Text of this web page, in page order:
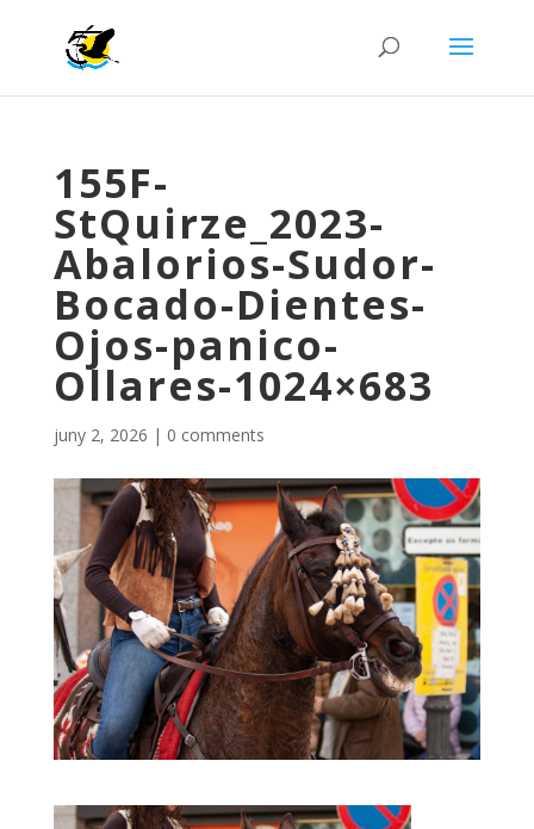
155F-
StQuirze_2023-
Abalorios-Sudor-
Bocado-Dientes-
Ojos-panico-
Ollares-1024×683
juny 2, 2026 | 0 comments